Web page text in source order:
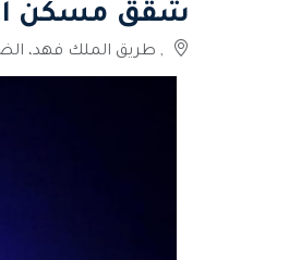
شقق مسكن
, طريق الملك فهد،